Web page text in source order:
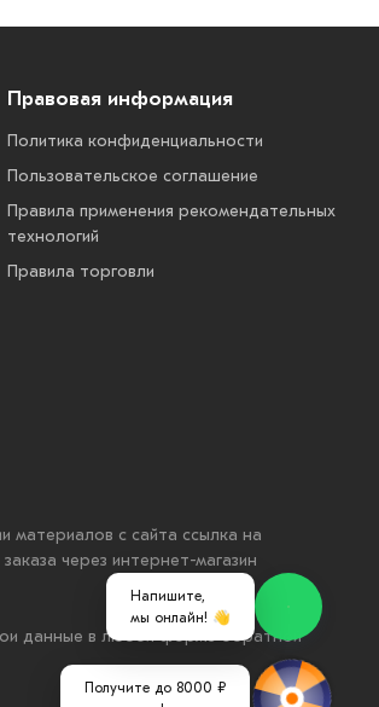
Правовая информация
Политика конфиденциальности
Пользовательское соглашение
Правила применения рекомендательных
технологий
Правила торговли
материалов с сайта ссылка на
через интернет-магазин
данные в любой форме обратной
Напишите,
мы онлайн! 👋
Получите до 8000 ₽